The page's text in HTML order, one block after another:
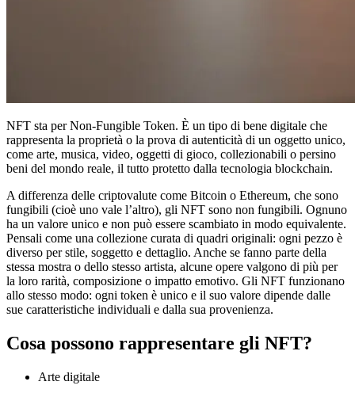
NFT sta per Non-Fungible Token. È un tipo di bene digitale che
rappresenta la proprietà o la prova di autenticità di un oggetto unico,
come arte, musica, video, oggetti di gioco, collezionabili o persino
beni del mondo reale, il tutto protetto dalla tecnologia blockchain.
A differenza delle criptovalute come Bitcoin o Ethereum, che sono
fungibili (cioè uno vale l’altro), gli NFT sono non fungibili. Ognuno
ha un valore unico e non può essere scambiato in modo equivalente.
Pensali come una collezione curata di quadri originali: ogni pezzo è
diverso per stile, soggetto e dettaglio. Anche se fanno parte della
stessa mostra o dello stesso artista, alcune opere valgono di più per
la loro rarità, composizione o impatto emotivo. Gli NFT funzionano
allo stesso modo: ogni token è unico e il suo valore dipende dalle
sue caratteristiche individuali e dalla sua provenienza.
Cosa possono rappresentare gli NFT?
Arte digitale